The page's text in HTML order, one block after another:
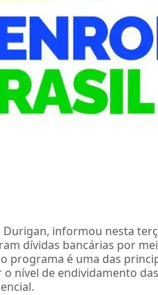
informou nesta
dívidas bancárias por
programa é uma das
o nível de endividamento